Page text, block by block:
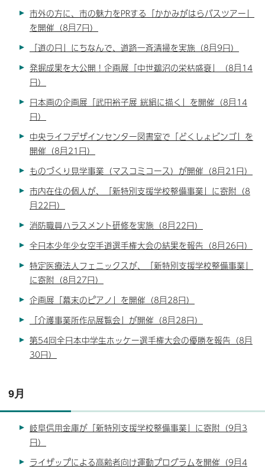
市外の方に、市の魅力をPRする「かかみがはらバスツアー」
を開催（8月7日）
「道の日」にちなんで、道路一斉清掃を実施（8月9日）
発掘成果を大公開！企画展「中世鵜沼の栄枯盛衰」（8月14
日）
日本画の企画展「武田裕子展 絖絹に描く」を開催（8月14
日）
中央ライフデザインセンター図書室で「どくしょビンゴ」を
開催（8月21日）
ものづくり見学事業（マスコミコース）が開催（8月21日）
市内在住の個人が、「新特別支援学校整備事業」に寄附（8
月22日）
消防職員ハラスメント研修を実施（8月22日）
全日本少年少女空手道選手権大会の結果を報告（8月26日）
特定医療法人フェニックスが、「新特別支援学校整備事業」
に寄附（8月27日）
企画展「幕末のピアノ」を開催（8月28日）
「介護事業所作品展覧会」が開催（8月28日）
第54回全日本中学生ホッケー選手権大会の優勝を報告（8月
30日）
9月
岐阜信用金庫が「新特別支援学校整備事業」に寄附（9月3
日）
ライザップによる高齢者向け運動プログラムを開催（9月4